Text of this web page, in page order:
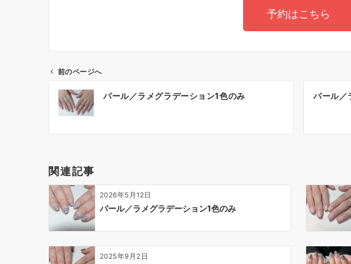
予約はこちら
前のページへ
パール／ラメグラデーション1色のみ パール／
関連記事
2026年5月12日
パール／ラメグラデーション1色のみ
2025年9月2日